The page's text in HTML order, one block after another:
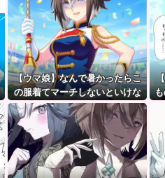
【ウマ娘】なんで暑かったらこ
の服着てマーチしないといけな
いんだよぉ…